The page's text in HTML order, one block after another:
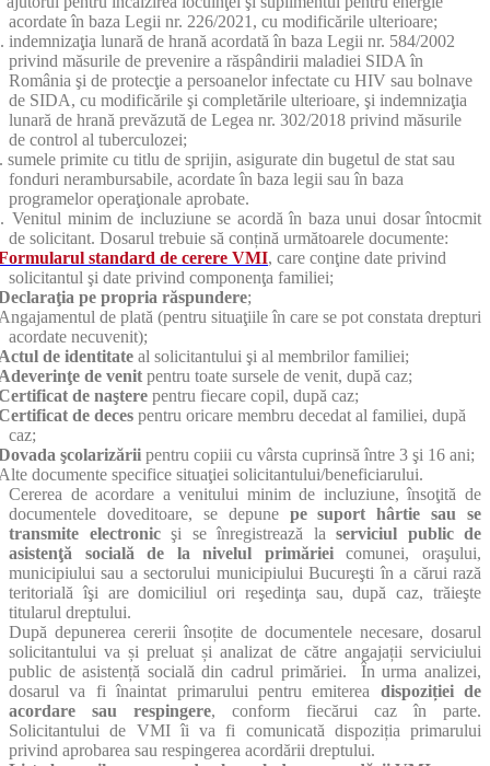
acordate în baza Legii nr. 226/2021, cu modificările ulterioare;
indemnizaţia lunară de hrană acordată în baza Legii nr. 584/2002
privind măsurile de prevenire a răspândirii maladiei SIDA în
România şi de protecţie a persoanelor infectate cu HIV sau bolnave
de SIDA, cu modificările şi completările ulterioare, şi indemnizaţia
lunară de hrană prevăzută de Legea nr. 302/2018 privind măsurile
de control al tuberculozei;
sumele primite cu titlu de sprijin, asigurate din bugetul de stat sau
fonduri nerambursabile, acordate în baza legii sau în baza
programelor operaţionale aprobate.
Venitul minim de incluziune se acordă în baza unui dosar întocmit
de solicitant. Dosarul trebuie să conțină următoarele documente:
standard de cerere VMI, care conţine date privind
solicitantul şi date privind componenţa familiei;
pe propria răspundere;
de plată (pentru situaţiile în care se pot constata drepturi
acordate necuvenit);
de identitate al solicitantului şi al membrilor familiei;
de venit pentru toate sursele de venit, după caz;
de naştere pentru fiecare copil, după caz;
de deces pentru oricare membru decedat al familiei, după
caz;
şcolarizării pentru copiii cu vârsta cuprinsă între 3 şi 16 ani;
documente specifice situaţiei solicitantului/beneficiarului.
Cererea de acordare a venitului minim de incluziune, însoţită de
documentele doveditoare, se depune pe suport hârtie sau se
transmite electronicşi se înregistrează la serviciul public de
asistenţă socială de la nivelul primărieicomunei, oraşului,
municipiului sau a sectorului municipiului Bucureşti în a cărui rază
teritorială îşi are domiciliul ori reşedinţa sau, după caz, trăieşte
titularul dreptului.
După depunerea cererii însoțite de documentele necesare, dosarul
solicitantului va și preluat și analizat de către angajații serviciului
public de asistență socială din cadrul primăriei. În urma analizei,
dosarul va fi înaintat primarului pentru emiterea dispoziției de
acordare
sau respingere, conform fiecărui caz în parte.
Solicitantului de VMI îi va fi comunicată dispoziția primarului
privind aprobarea sau respingerea acordării dreptului.